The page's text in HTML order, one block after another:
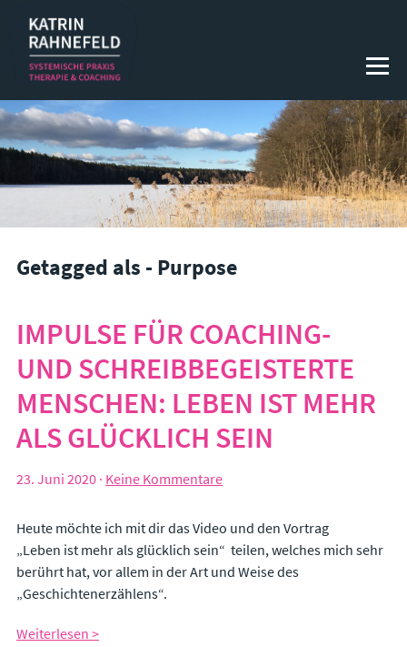
SYSTEMISCHE THERAPIE
Systemische Körper­psycho­therapie
Systemische Paartherapie & Paarberatung
Systemische Familientherapie & Familienberatung
COACHING & BERATUNG
Leadership
Beruf und Lebenssinn
Emotionale Intelligenz
Resilienz und Zeit- und Selbstmanagement
KOSTEN & ABLAUF
ÜBER MICH
BLOG
KONTAKT
Getagged als - Purpose
IMPULSE FÜR COACHING-
UND SCHREIBBEGEISTERTE
MENSCHEN: LEBEN IST MEHR
ALS GLÜCKLICH SEIN
23. Juni 2020 · Keine Kommentare
Heute möchte ich mit dir das Video und den Vortrag
„Leben ist mehr als glücklich sein“ teilen, welches mich sehr
berührt hat, vor allem in der Art und Weise des
„Geschichtenerzählens“.
Weiterlesen >